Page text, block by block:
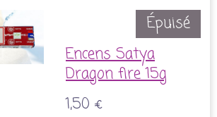
Épuisé
Encens Satya
Dragon fire 15g
1,50 €